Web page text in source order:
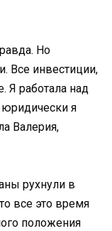
Но
Все инвестиции,
Я работала над
я
Валерия,
рухнули в
все это время
положения